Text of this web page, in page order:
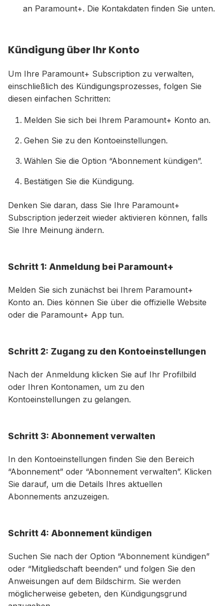
an Paramount+. Die Kontakdaten finden Sie unten.
Kündigung über Ihr Konto
Um Ihre Paramount+ Subscription zu verwalten,
einschließlich des Kündigungsprozesses, folgen Sie
diesen einfachen Schritten:
Melden Sie sich bei Ihrem Paramount+ Konto an.
Gehen Sie zu den Kontoeinstellungen.
Wählen Sie die Option “Abonnement kündigen”.
Bestätigen Sie die Kündigung.
Denken Sie daran, dass Sie Ihre Paramount+
Subscription jederzeit wieder aktivieren können, falls
Sie Ihre Meinung ändern.
Schritt 1: Anmeldung bei Paramount+
Melden Sie sich zunächst bei Ihrem Paramount+
Konto an. Dies können Sie über die offizielle Website
oder die Paramount+ App tun.
Schritt 2: Zugang zu den Kontoeinstellungen
Nach der Anmeldung klicken Sie auf Ihr Profilbild
oder Ihren Kontonamen, um zu den
Kontoeinstellungen zu gelangen.
Schritt 3: Abonnement verwalten
In den Kontoeinstellungen finden Sie den Bereich
“Abonnement” oder “Abonnement verwalten”. Klicken
Sie darauf, um die Details Ihres aktuellen
Abonnements anzuzeigen.
Schritt 4: Abonnement kündigen
Suchen Sie nach der Option “Abonnement kündigen”
oder “Mitgliedschaft beenden” und folgen Sie den
Anweisungen auf dem Bildschirm. Sie werden
möglicherweise gebeten, den Kündigungsgrund